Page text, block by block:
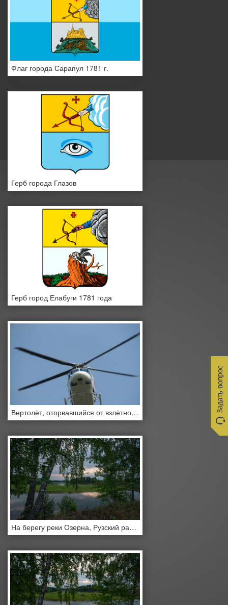
Флаг города Сарапул 1781 г.
Герб города Глазов
Герб город Елабуги 1781 года
Вертолёт, оторвавшийся от взлётной площадки
На берегу реки Озерна, Рузский район, Подмосковье, Россия